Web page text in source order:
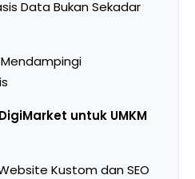
Data Bukan Sekadar
untuk UMKM
Kustom dan SEO